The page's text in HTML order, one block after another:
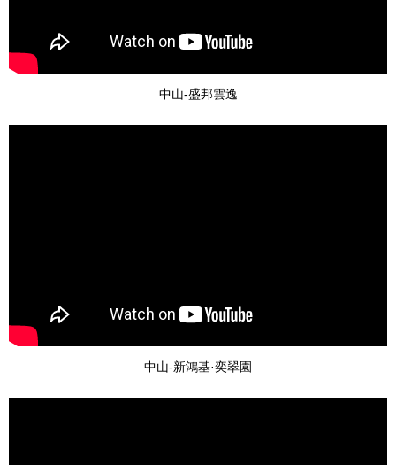
中山-盛邦雲逸
中山-新鴻基·奕翠園